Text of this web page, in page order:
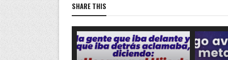
SHARE THIS